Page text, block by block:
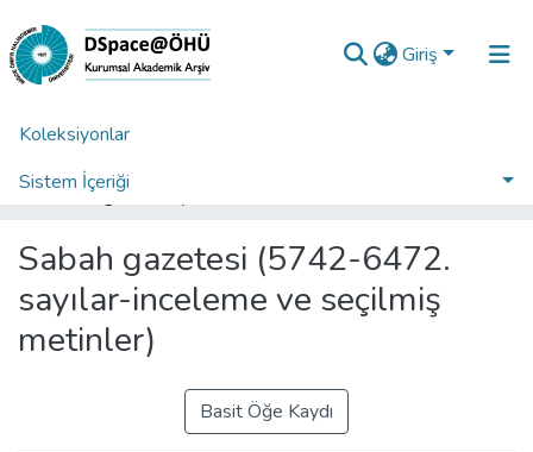
Giriş
Koleksiyonlar
Sistem İçeriği
Analiz
Talep/Soru
Ana Sayfa
Sabah gazetesi (5742-6472.
sayılar-inceleme ve seçilmiş
metinler)
Basit Öğe Kaydı